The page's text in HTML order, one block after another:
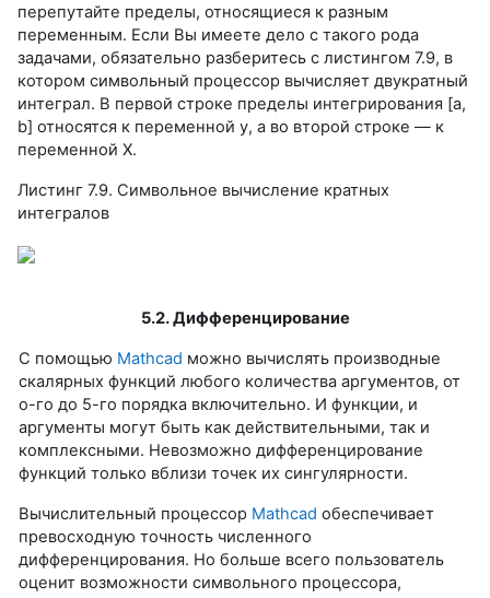
перепутайте пределы, относящиеся к разным
переменным. Если Вы имеете дело с такого рода
задачами, обязательно разберитесь с листингом 7.9, в
котором символьный процессор вычисляет двукратный
интеграл. В первой строке пределы интегрирования [а,
b] относятся к переменной у, а во второй строке — к
переменной X.
Листинг 7.9. Символьное вычисление кратных
интегралов
5.2. Дифференцирование
С помощью Mathcad можно вычислять производные
скалярных функций любого количества аргументов, от
о-го до 5-го порядка включительно. И функции, и
аргументы могут быть как действительными, так и
комплексными. Невозможно дифференцирование
функций только вблизи точек их сингулярности.
Вычислительный процессор Mathcad обеспечивает
превосходную точность численного
дифференцирования. Но больше всего пользователь
оценит возможности символьного процессора,